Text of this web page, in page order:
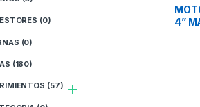
4”
(0)
(0)
(180)
(57)